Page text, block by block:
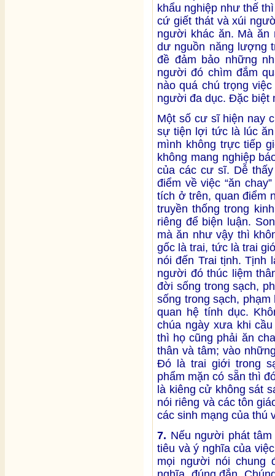
khẩu nghiệp như thế
cứ giết thát và xúi
người khác ăn. Mà ăn
dư nguồn năng lượng
đề đảm bảo những
người đó chìm đắm
nào quá chú trọng
người đa dục. Đặc biệt
Một số cư sĩ hiện nay
sự tiện lợi tức là lúc
mình không trực tiếp
không mang nghiệp
của các cư sĩ. Dễ
điểm về việc “ăn
tích ở trên, quan điểm
truyền thống trong
riêng để biện luận.
mà ăn như vậy thì
gốc là trai, tức là trai
nói đến Trai tịnh. Tịnh
người đó thúc liệm
đời sống trong sạch,
sống trong sạch,
quan hệ tính dục.
chúa ngày xưa khi
thì họ cũng phải ăn
thân và tâm; vào
Đó là trai giới trong
phẩm mặn có sẵn thì
là kiêng cử không sát
nói riêng và các tôn
các sinh mạng của thú
7. Nếu người phát
tiêu và ý nghĩa của
mọi người nói chung